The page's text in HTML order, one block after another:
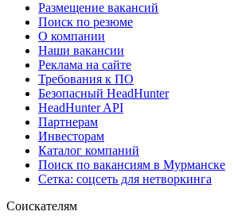
Размещение вакансий
Поиск по резюме
О компании
Наши вакансии
Реклама на сайте
Требования к ПО
Безопасный HeadHunter
HeadHunter API
Партнерам
Инвесторам
Каталог компаний
Поиск по вакансиям в Мурманске
Сетка: соцсеть для нетворкинга
Соискателям